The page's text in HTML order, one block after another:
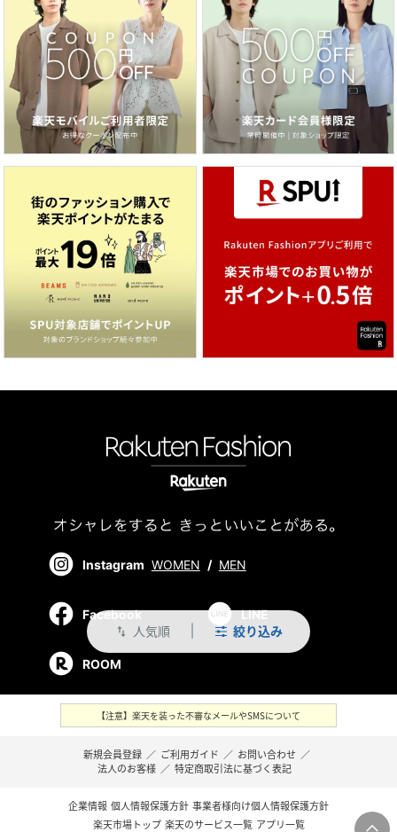
swap_vert 人気順 絞り込み
Instagram WOMEN / MEN
Facebook LINE
ROOM
【注意】楽天を装った不審なメールやSMSについて
新規会員登録 ／ ご利用ガイド ／ お問い合わせ ／
法人のお客様 ／ 特定商取引法に基づく表記
企業情報 個人情報保護方針 事業者様向け個人情報保護方針
楽天市場トップ 楽天のサービス一覧 アプリ一覧